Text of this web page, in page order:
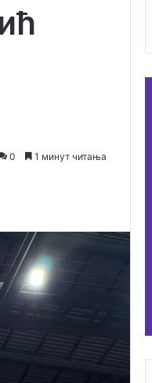
0 1 минут читања